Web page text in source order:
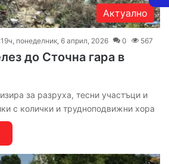
Актуално
понеделник, 6 април, 2026 0 567
до Сточна гара в
за разруха, тесни участъци и
с колички и трудноподвижни хора